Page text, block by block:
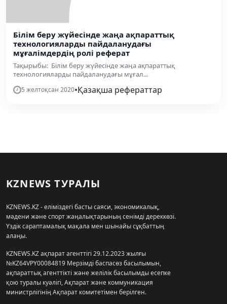
Білім беру жүйесінде жаңа ақпараттық
технологияларды пайдаланудағы
мұғалімдердің ролі реферат
Тақырыбы: Білім беру жүйесінде жаңа ақпараттық
технологияларды пайдаланудағы мұғал...
5 желтоқсан 2020•Қазақша рефераттар
KZNEWS ТУРАЛЫ
KZNEWS.KZ - еліміздегі басты саяси, экономикалық,
мәдени және спорт жаңалықтарының сенімді дереккөзі.
Үздік сараптамалық мақала мен шынайы сұқбаттың
алаңы.
KZNEWS.KZ ақпарат агенттігі 29.12.2023 жылғы
№KZ64VPY00084819 Мерзімді баспасөз басылымын,
ақпараттық агенттікті және желілік басылымды есепке
қою туралы куәлігі, Ақпарат және коммуникация
министрлігінің Ақпарат комитетімен берілген.